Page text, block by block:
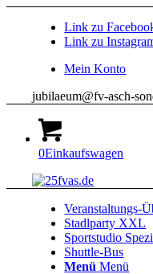
Link zu
Link zu
Mein Konto
jubilaeum@fv-asch-
0Einkaufswagen
Veranstaltungs-
Stadlparty XXL
Sportstudio
Shuttle-Bus
Menü Menü